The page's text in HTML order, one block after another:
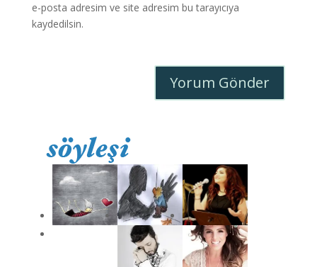
e-posta adresim ve site adresim bu tarayıcıya
kaydedilsin.